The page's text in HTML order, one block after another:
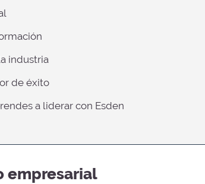
industria
de éxito
a liderar con Esden
empresarial